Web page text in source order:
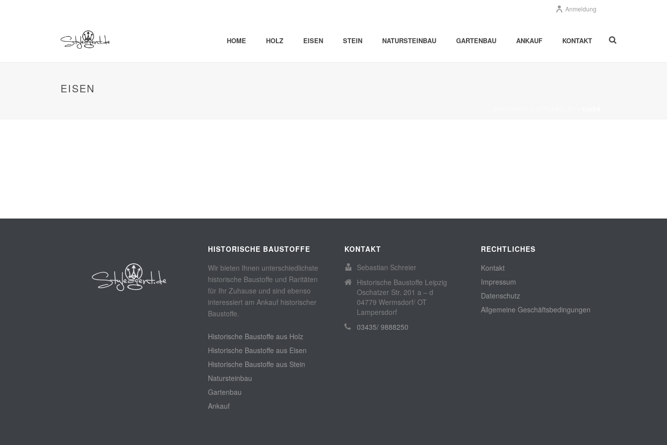
Anmeldung
HOME HOLZ EISEN STEIN NATURSTEINBAU GARTENBAU ANKAUF KONTAKT
EISEN
HISTORISCHE BAUSTOFFE
Wir bieten Ihnen unterschiedlichste
historische Baustoffe und Raritäten
für Ihr Zuhause und sind ebenso
interessiert am Ankauf historischer
Baustoffe.
Historische Baustoffe aus Holz
Historische Baustoffe aus Eisen
Historische Baustoffe aus Stein
Natursteinbau
Gartenbau
Ankauf
KONTAKT
Sebastian Schreier
Historische Baustoffe Leipzig
Oschatzer Str. 201 a – d
04779 Wermsdorf/ OT
Lampersdorf
03435/ 9888250
RECHTLICHES
Kontakt
Impressum
Datenschutz
Allgemeine Geschäftsbedingungen